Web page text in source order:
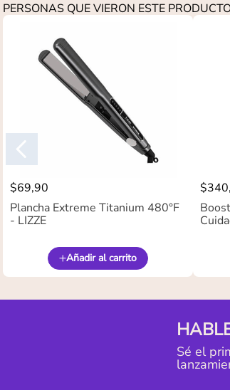
PERSONAS QUE VIERON ESTE
$69,90
Plancha Extreme Titanium 480°F
- LIZZE
Añadir al carrito
$340
Sé el